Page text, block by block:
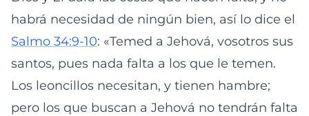
habrá necesidad de ningún bien, así lo dice el
Salmo 34:9-10: «Temed a Jehová, vosotros sus
santos, pues nada falta a los que le temen.
Los leoncillos necesitan, y tienen hambre;
pero los que buscan a Jehová no tendrán falta